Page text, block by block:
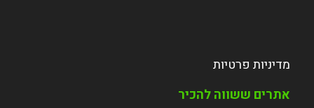
מדיניות פרטיות
אתרים ששווה להכיר